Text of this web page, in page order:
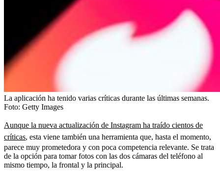
La aplicación ha tenido varias críticas durante las últimas semanas.
Foto: Getty Images
Aunque la nueva actualización de Instagram ha traído cientos de
críticas, esta viene también una herramienta que, hasta el momento,
parece muy prometedora y con poca competencia relevante. Se trata
de la opción para tomar fotos con las dos cámaras del teléfono al
mismo tiempo, la frontal y la principal.